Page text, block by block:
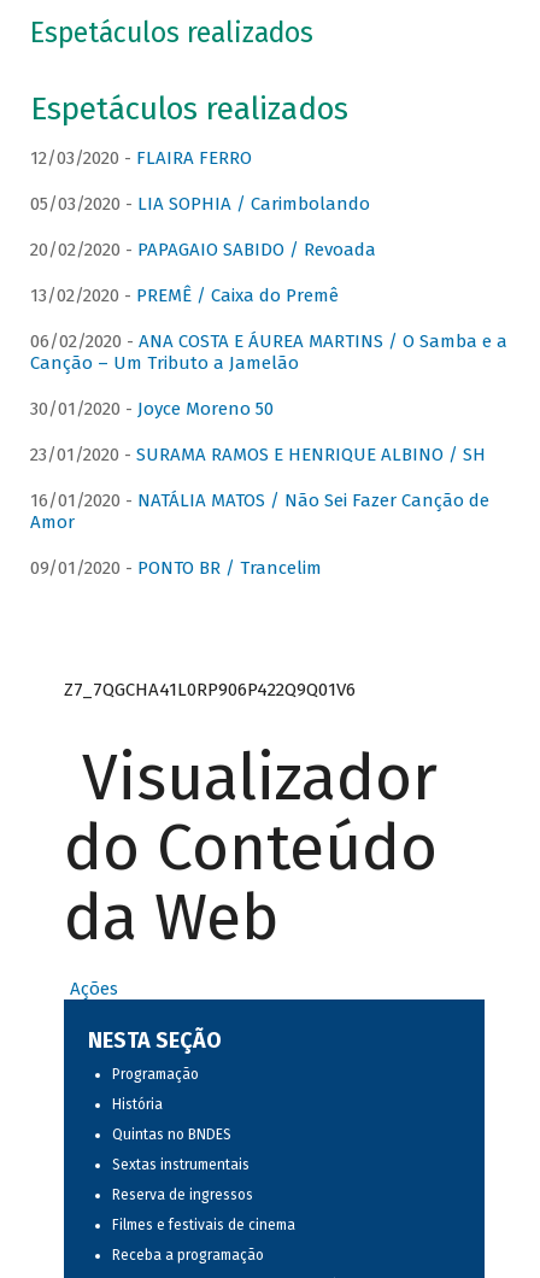
Espetáculos realizados
Espetáculos realizados
12/03/2020 - FLAIRA FERRO
05/03/2020 - LIA SOPHIA / Carimbolando
20/02/2020 - PAPAGAIO SABIDO / Revoada
13/02/2020 - PREMÊ / Caixa do Premê
06/02/2020 - ANA COSTA E ÁUREA MARTINS / O Samba e a
Canção – Um Tributo a Jamelão
30/01/2020 - Joyce Moreno 50
23/01/2020 - SURAMA RAMOS E HENRIQUE ALBINO / SH
16/01/2020 - NATÁLIA MATOS / Não Sei Fazer Canção de
Amor
09/01/2020 - PONTO BR / Trancelim
Z7_7QGCHA41L0RP906P422Q9Q01V6
Visualizador
do Conteúdo
da Web
Ações
NESTA SEÇÃO
Programação
História
Quintas no BNDES
Sextas instrumentais
Reserva de ingressos
Filmes e festivais de cinema
Receba a programação